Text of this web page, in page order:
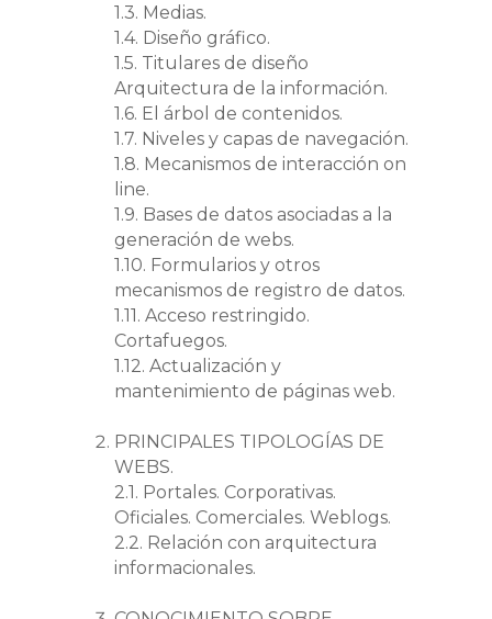
1.3. Medias.
1.4. Diseño gráfico.
1.5. Titulares de diseño
Arquitectura de la información.
1.6. El árbol de contenidos.
1.7. Niveles y capas de navegación.
1.8. Mecanismos de interacción on
line.
1.9. Bases de datos asociadas a la
generación de webs.
1.10. Formularios y otros
mecanismos de registro de datos.
1.11. Acceso restringido.
Cortafuegos.
1.12. Actualización y
mantenimiento de páginas web.
PRINCIPALES TIPOLOGÍAS DE
WEBS.
2.1. Portales. Corporativas.
Oficiales. Comerciales. Weblogs.
2.2. Relación con arquitectura
informacionales.